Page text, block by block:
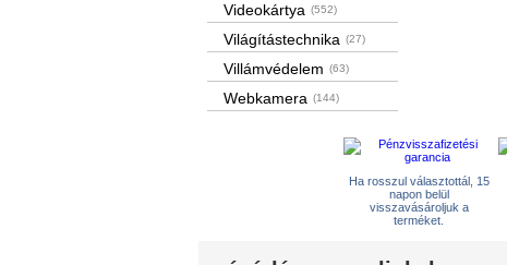
Videokártya (552)
Világítástechnika (27)
Villámvédelem (63)
Webkamera (144)
Ha rosszul választottál, 15
napon belül
visszavásároljuk a
terméket.